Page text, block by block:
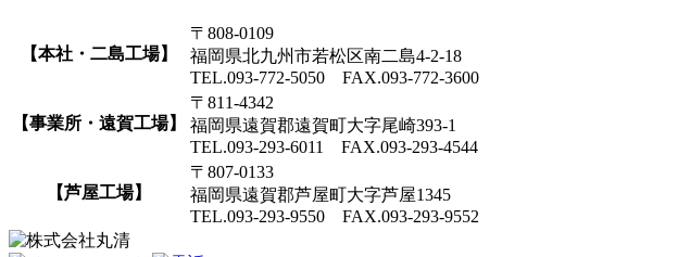
【本社・二島工場】
〒808-0109
福岡県北九州市若松区南二島4-2-18
TEL.093-772-5050 FAX.093-772-3600
【事業所・遠賀工場】
〒811-4342
福岡県遠賀郡遠賀町大字尾崎393-1
TEL.093-293-6011 FAX.093-293-4544
【芦屋工場】
〒807-0133
福岡県遠賀郡芦屋町大字芦屋1345
TEL.093-293-9550 FAX.093-293-9552